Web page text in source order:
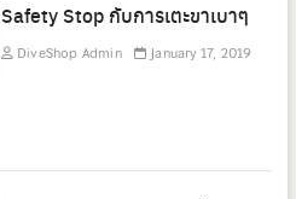
Safety Stop กับการเตะขาเบาๆ
DiveShop Admin January 17, 2019